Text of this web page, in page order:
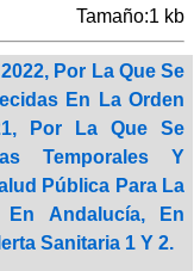
Tamaño:1 kb
Por La Que Se
En La Orden
Por La Que Se
Temporales Y
Pública Para La
Andalucía, En
Sanitaria 1 Y 2.